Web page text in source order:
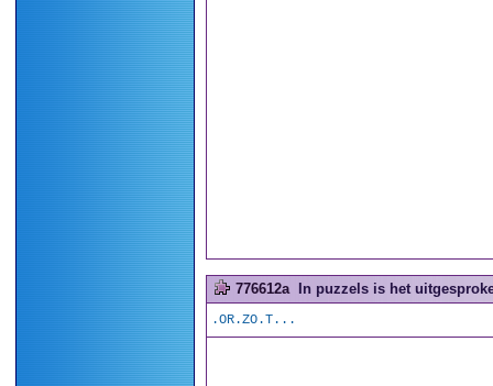
776612a In puzzels is het
.OR.ZO.T...